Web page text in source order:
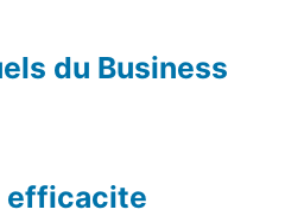
du Business
efficacite